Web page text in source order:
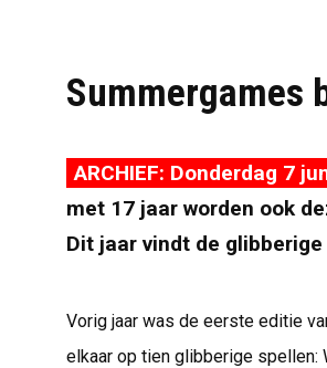
Summergames
ARCHIEF: Donderdag 7
met 17 jaar worden ook
Dit jaar vindt de
Vorig jaar was de eerste editie
elkaar op tien glibberige spellen: